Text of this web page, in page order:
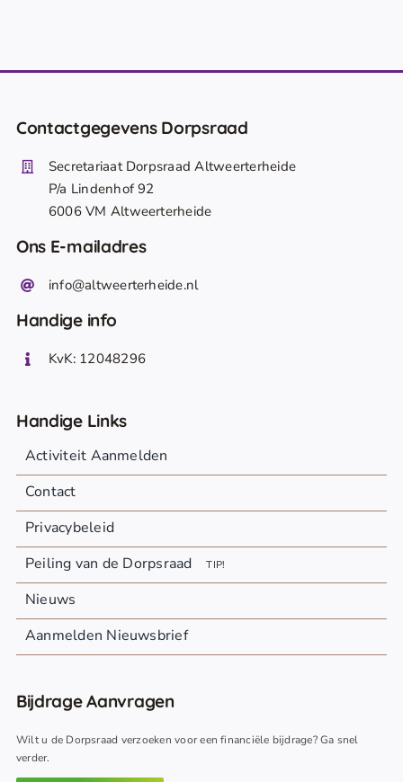
Contactgegevens Dorpsraad
Secretariaat Dorpsraad Altweerterheide
P/a Lindenhof 92
6006 VM Altweerterheide
Ons E-mailadres
info@altweerterheide.nl
Handige info
KvK: 12048296
Handige Links
Activiteit Aanmelden
Contact
Privacybeleid
Peiling van de Dorpsraad
TIP!
Nieuws
Aanmelden Nieuwsbrief
Bijdrage Aanvragen
Wilt u de Dorpsraad verzoeken voor een financiële bijdrage? Ga snel
verder.